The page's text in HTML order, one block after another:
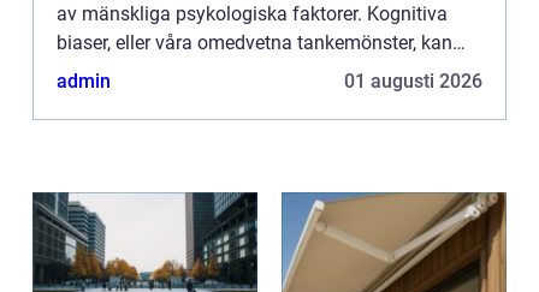
av mänskliga psykologiska faktorer. Kognitiva
biaser, eller våra omedvetna tankemönster, kan
leda till överoptimi...
admin 01 augusti 2026